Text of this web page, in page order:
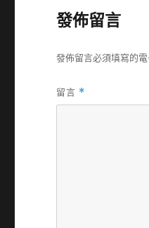
發佈留言
發佈留言必須填寫的
留言 *